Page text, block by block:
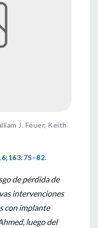
J. Feuer, Keith
de pérdida de
intervenciones
con implante
luego del